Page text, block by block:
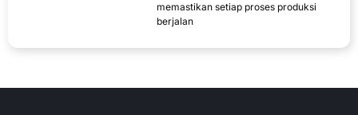
memastikan setiap proses produksi
berjalan